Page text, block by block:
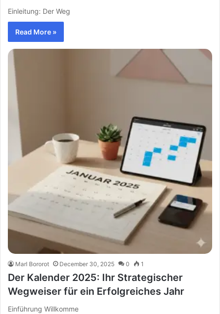
Einleitung: Der Weg
Read More »
Marl Bororot December 30, 2025 0 1
Der Kalender 2025: Ihr Strategischer
Wegweiser für ein Erfolgreiches Jahr
Einführung Willkomme